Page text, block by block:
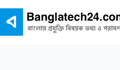
content